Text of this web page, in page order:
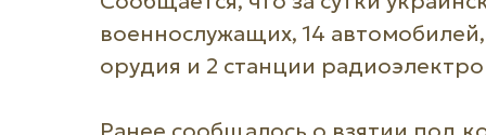
военнослужащих, 14
орудия и 2 станции